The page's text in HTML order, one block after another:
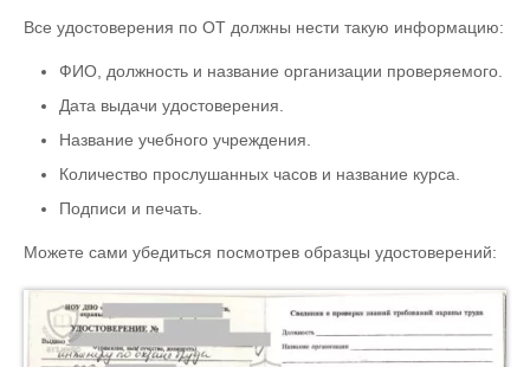
Все удостоверения по ОТ должны нести такую информацию:
ФИО, должность и название организации проверяемого.
Дата выдачи удостоверения.
Название учебного учреждения.
Количество прослушанных часов и название курса.
Подписи и печать.
Можете сами убедиться посмотрев образцы удостоверений: